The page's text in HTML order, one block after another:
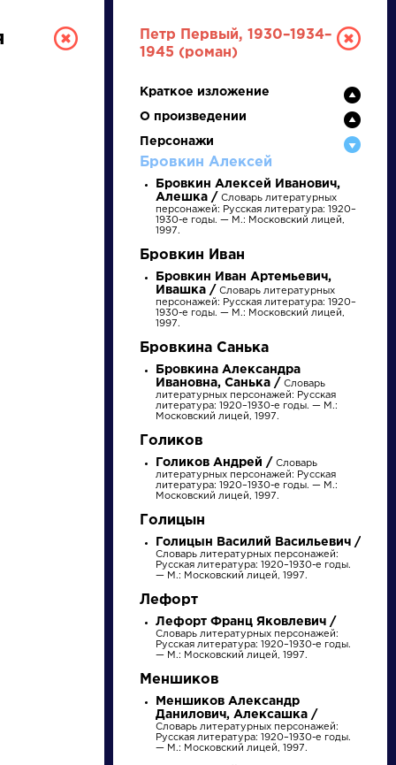
РУССКАЯ
ЛИТЕРАТУРА
ДЛЯ ПРЕЗЕНТАЦИЙ,
УРОКОВ И ЕГЭ
Д Е Ж З И
произведения
персонажи
словарь
Петр Первый, 1930–1934–
1945 (роман)
Краткое изложение
О произведении
Персонажи
Бровкин Алексей
Бровкин Алексей Иванович,
Алешка / Словарь литературных
персонажей: Русская литература: 1920–
1930-е годы. — М.: Московский лицей,
1997.
Бровкин Иван
Бровкин Иван Артемьевич,
Ивашка / Словарь литературных
персонажей: Русская литература: 1920–
1930-е годы. — М.: Московский лицей,
1997.
Бровкина Санька
Бровкина Александра
Ивановна, Санька / Словарь
литературных персонажей: Русская
литература: 1920–1930-е годы. — М.:
Московский лицей, 1997.
Голиков
Голиков Андрей / Словарь
литературных персонажей: Русская
литература: 1920–1930-е годы. — М.:
Московский лицей, 1997.
Голицын
Голицын Василий Васильевич /
Словарь литературных персонажей:
Русская литература: 1920–1930-е годы.
— М.: Московский лицей, 1997.
Лефорт
Лефорт Франц Яковлевич /
Словарь литературных персонажей:
Русская литература: 1920–1930-е годы.
— М.: Московский лицей, 1997.
Меншиков
Меншиков Александр
Данилович, Алексашка /
Словарь литературных персонажей:
Русская литература: 1920–1930-е годы.
— М.: Московский лицей, 1997.